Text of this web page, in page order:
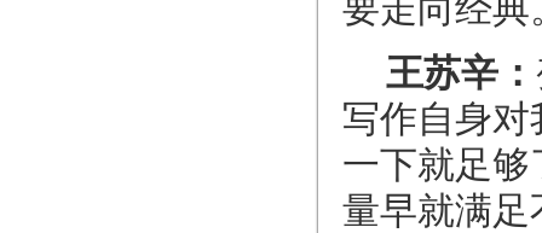
要走向经典
王苏辛：
写作自身
一下就足
量早就满足